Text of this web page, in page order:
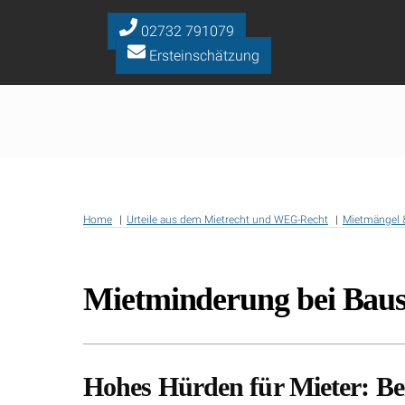
02732 791079
Ersteinschätzung
Home Urteile aus dem Mietrecht und WEG-Recht Mietmängel
Mietminderung bei
Hohes Hürden für Mieter: